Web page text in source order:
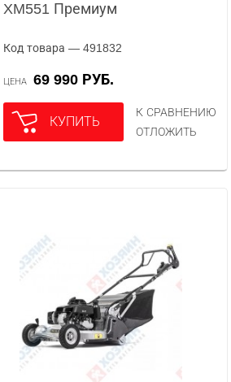
XM551 Премиум
Код товара — 491832
ЦЕНА 69 990 РУБ.
КУПИТЬ
К СРАВНЕНИЮ
ОТЛОЖИТЬ